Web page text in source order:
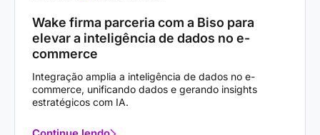
Wake firma parceria com a Biso para
elevar a inteligência de dados no e-
commerce
Integração amplia a inteligência de dados no e-
commerce, unificando dados e gerando insights
estratégicos com IA.